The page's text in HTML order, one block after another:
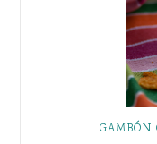
GAMBÓN